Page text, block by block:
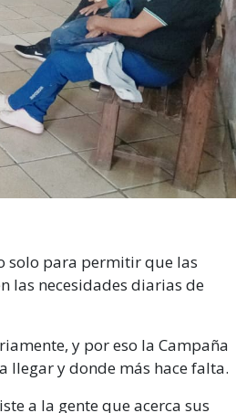
solo para permitir que las
las necesidades diarias de
y por eso la Campaña
llegar y donde más hace falta.
a la gente que acerca sus